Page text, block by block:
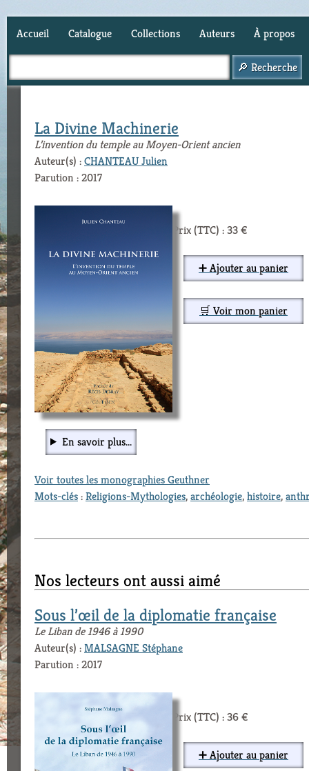
Accueil Catalogue Collections Auteurs À propos
La Divine Machinerie
L’invention du temple au Moyen-Orient ancien
Auteur(s) :CHANTEAU Julien
Parution : 2017
Prix (TTC) : 33 €
➕ Ajouter au panier
🛒 Voir mon panier
En savoir plus...
Voir toutes les monographies Geuthner
Mots-clés:Religions-Mythologies,archéologie,histoire,
Nos lecteurs ont aussi aimé
Sous l’œil de la diplomatie française
Le Liban de 1946 à 1990
Auteur(s) :MALSAGNE Stéphane
Parution : 2017
Prix (TTC) : 36 €
➕ Ajouter au panier